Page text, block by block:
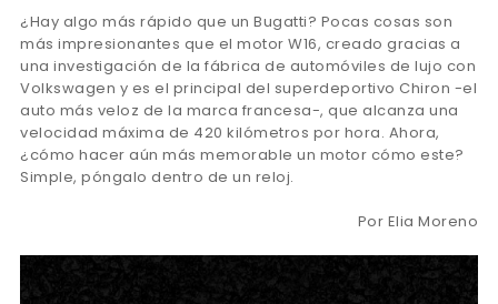
¿Hay algo más rápido que un Bugatti? Pocas cosas son
más impresionantes que el motor W16, creado gracias a
una investigación de la fábrica de automóviles de lujo con
Volkswagen y es el principal del superdeportivo Chiron -el
auto más veloz de la marca francesa-, que alcanza una
velocidad máxima de 420 kilómetros por hora. Ahora,
¿cómo hacer aún más memorable un motor cómo este?
Simple, póngalo dentro de un reloj.
Por Elia Moreno